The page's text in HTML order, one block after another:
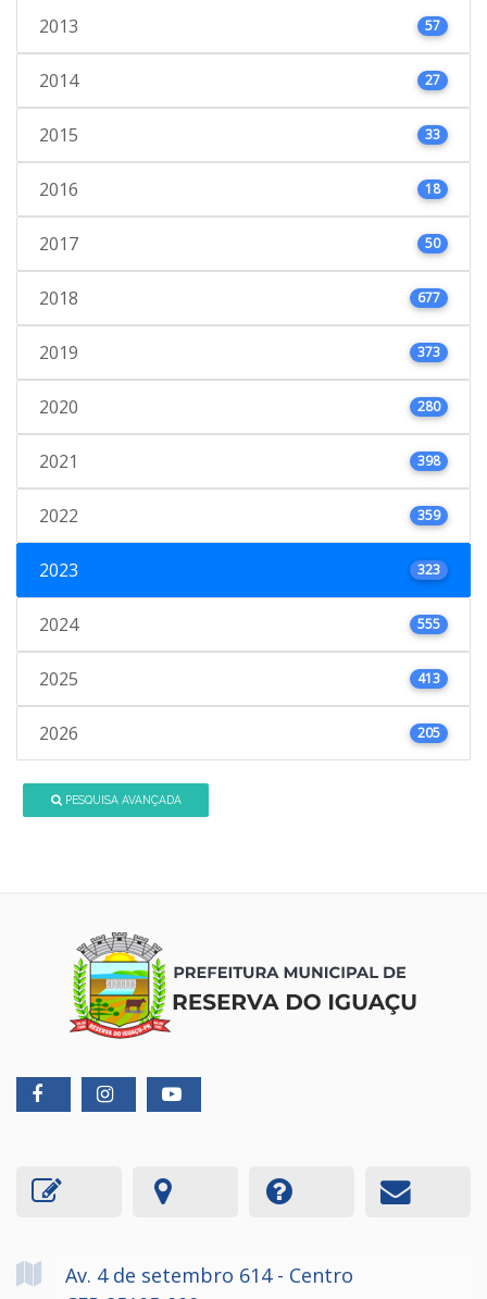
2013 57
2014 27
2015 33
2016 18
2017 50
2018 677
2019 373
2020 280
2021 398
2022 359
2023 323
2024 555
2025 413
2026 205
PESQUISA AVANÇADA
Av. 4 de setembro 614 - Centro